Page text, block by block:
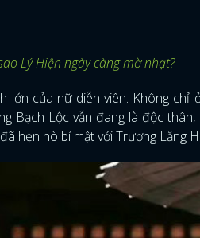
Lý Hiện ngày càng mờ nhạt?
lớn của nữ diễn viên. Không chỉ
Bạch Lộc vẫn đang là độc
hẹn hò bí mật với Trương Lăng